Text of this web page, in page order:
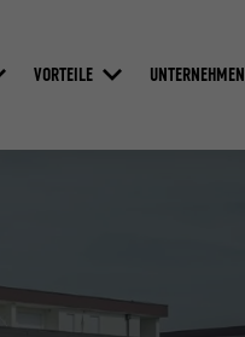
VORTEILE UNTERNEHMEN